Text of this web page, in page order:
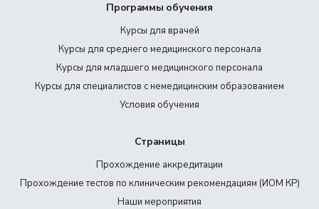
Программы обучения
Курсы для врачей
Курсы для среднего медицинского персонала
Курсы для младшего медицинского персонала
Курсы для специалистов с немедицинским образованием
Условия обучения
Страницы
Прохождение аккредитации
Прохождение тестов по клиническим рекомендациям (ИОМ КР)
Наши мероприятия